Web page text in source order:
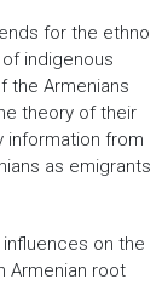
for the ethno
indigenous
the Armenians
theory of their
information from
as emigrants
on the
Armenian root